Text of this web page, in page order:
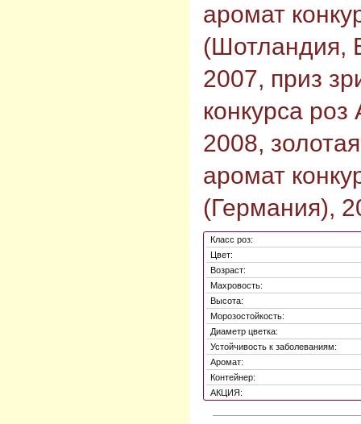
аромат
(Шотландия,
2007, приз
конкурса
2008,
аромат
(Германия),
Класс роз:
Цвет:
Возраст:
Махровость:
Высота:
Морозостойкость:
Диаметр цветка:
Устойчивость к заболеваниям:
Аромат:
Контейнер:
АКЦИЯ: